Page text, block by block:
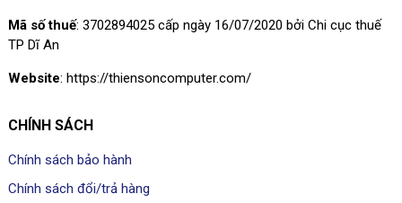
Mã số thuế: 3702894025 cấp ngày 16/07/2020 bởi Chi cục thuế
TP Dĩ An
Website: https://thiensoncomputer.com/
CHÍNH SÁCH
Chính sách bảo hành
Chính sách đổi/trả hàng